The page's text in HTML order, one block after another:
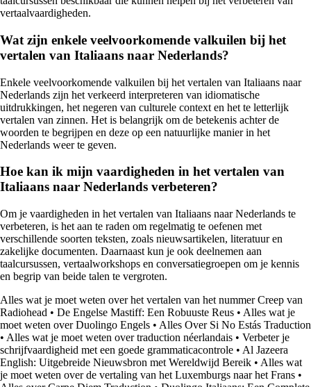
vertaalvaardigheden.
Wat zijn enkele veelvoorkomende valkuilen bij het
vertalen van Italiaans naar Nederlands?
Enkele veelvoorkomende valkuilen bij het vertalen van Italiaans naar
Nederlands zijn het verkeerd interpreteren van idiomatische
uitdrukkingen, het negeren van culturele context en het te letterlijk
vertalen van zinnen. Het is belangrijk om de betekenis achter de
woorden te begrijpen en deze op een natuurlijke manier in het
Nederlands weer te geven.
Hoe kan ik mijn vaardigheden in het vertalen van
Italiaans naar Nederlands verbeteren?
Om je vaardigheden in het vertalen van Italiaans naar Nederlands te
verbeteren, is het aan te raden om regelmatig te oefenen met
verschillende soorten teksten, zoals nieuwsartikelen, literatuur en
zakelijke documenten. Daarnaast kun je ook deelnemen aan
taalcursussen, vertaalworkshops en conversatiegroepen om je kennis
en begrip van beide talen te vergroten.
Alles wat je moet weten over het vertalen van het nummer Creep van
Radiohead • De Engelse Mastiff: Een Robuuste Reus • Alles wat je
moet weten over Duolingo Engels • Alles Over Si No Estás Traduction
• Alles wat je moet weten over traduction néerlandais • Verbeter je
schrijfvaardigheid met een goede grammaticacontrole • Al Jazeera
English: Uitgebreide Nieuwsbron met Wereldwijd Bereik • Alles wat
je moet weten over de vertaling van het Luxemburgs naar het Frans •